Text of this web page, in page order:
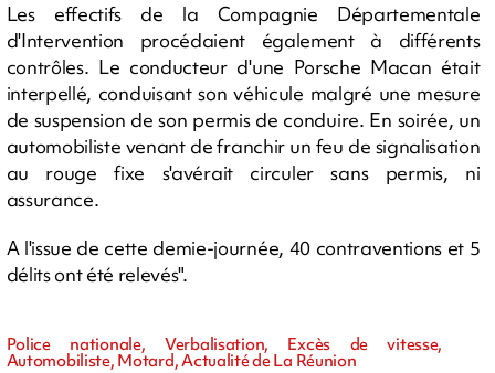
Les effectifs de la Compagnie Départementale
d'Intervention procédaient également à différents
contrôles. Le conducteur d'une Porsche Macan était
interpellé, conduisant son véhicule malgré une mesure
de suspension de son permis de conduire. En soirée, un
automobiliste venant de franchir un feu de signalisation
au rouge fixe s'avérait circuler sans permis, ni
assurance.
A l'issue de cette demie-journée, 40 contraventions et 5
délits ont été relevés".
Police nationale, Verbalisation, Excès de vitesse,
Automobiliste, Motard, Actualité de La Réunion